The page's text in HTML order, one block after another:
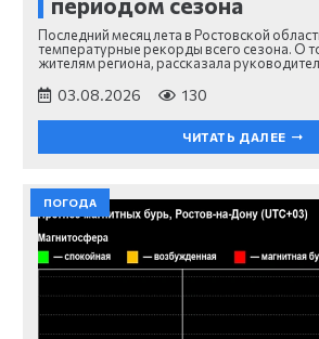
Последний месяц лета в Ростовской
температурные рекорды всего сезона. О
жителям региона, рассказала
03.08.2026 130
ЧИТАТЬ ДАЛЕЕ
ПОГОДА